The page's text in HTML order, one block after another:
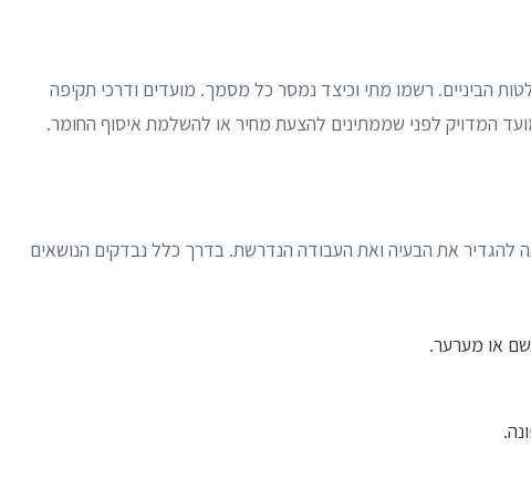
הביניים. רשמו מתי וכיצד נמסר כל מסמך. מועדים ודרכי תקיפה
המדויק לפני שממתינים להצעת מחיר או להשלמת איסוף החומר.
להגדיר את הבעיה ואת העבודה הנדרשת. בדרך כלל נבדקים הנושאים
או מערער.